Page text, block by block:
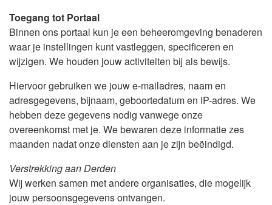
Toegang tot Portaal
Binnen ons portaal kun je een beheeromgeving benaderen
waar je instellingen kunt vastleggen, specificeren en
wijzigen. We houden jouw activiteiten bij als bewijs.
Hiervoor gebruiken we jouw e-mailadres, naam en
adresgegevens, bijnaam, geboortedatum en IP-adres. We
hebben deze gegevens nodig vanwege onze
overeenkomst met je. We bewaren deze informatie zes
maanden nadat onze diensten aan je zijn beëindigd.
Verstrekking aan Derden
Wij werken samen met andere organisaties, die mogelijk
jouw persoonsgegevens ontvangen.